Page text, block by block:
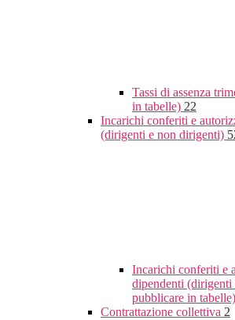
Tassi di assenza
in tabelle) 22
Incarichi conferiti e
(dirigenti e non dirigenti)
Incarichi conferiti e
dipendenti
pubblicare in tabelle)
Contrattazione collettiva 2